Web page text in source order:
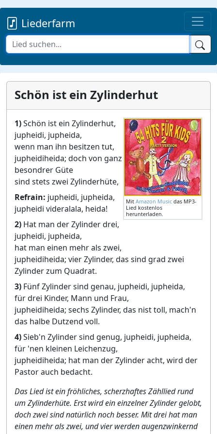
Liederfarm
Schön ist ein Zylinderhut
Mit Amazon Music das MP3-
Lied kostenlos
herunterladen.
1)Schön ist ein Zylinderhut,
jupheidi, jupheida,
wenn man ihn besitzen tut,
jupheidiheida; doch von ganz
besondrer Güte
sind stets zwei Zylinderhüte,
Refrain: jupheidi, jupheida,
jupheidi videralala, heida!
2) Hat man der Zylinder drei,
jupheidi, jupheida,
hat man einen mehr als zwei,
jupheidiheida; vier Zylinder, das sind grad zwei
Zylinder zum Quadrat.
3) Fünf Zylinder sind genau, jupheidi, jupheida,
für drei Kinder, Mann und Frau,
jupheidiheida; sechs Zylinder, das nist toll, mach'n
das halbe Dutzend voll.
4)Sieb'n Zylinder sind genug, jupheidi, jupheida,
für 'nen kleinen Leichenzug,
jupheidiheida; hat man der Zylinder acht, wird der
Pastor auch bedacht.
Das Lied ist ein fröhliches, scherzhaftes Zähllied rund
um Zylinderhüte. Erst wird ein einzelner Zylinder gelobt,
doch zwei sind natürlich noch besser. Mit drei hat man
einen mehr als zwei, und vier werden augenzwinkernd